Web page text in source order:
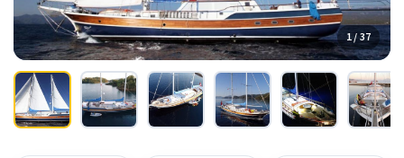
1 / 37